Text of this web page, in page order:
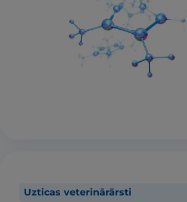
Uzticas veterinārārsti